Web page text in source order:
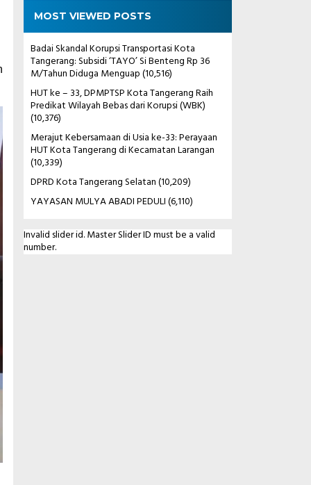
MOST VIEWED POSTS
Badai Skandal Korupsi Transportasi Kota
Tangerang: Subsidi ‘TAYO’ Si Benteng Rp 36
M/Tahun Diduga Menguap(10,516)
HUT ke – 33, DPMPTSP Kota Tangerang Raih
Predikat Wilayah Bebas dari Korupsi (WBK)
(10,376)
Merajut Kebersamaan di Usia ke-33: Perayaan
HUT Kota Tangerang di Kecamatan Larangan
(10,339)
DPRD Kota Tangerang Selatan(10,209)
YAYASAN MULYA ABADI PEDULI(6,110)
Invalid slider id. Master Slider ID must be a valid
number.